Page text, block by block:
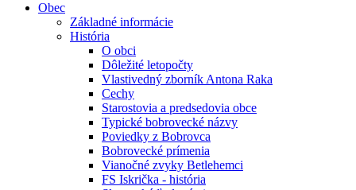
Obec
Základné informácie
História
O obci
Dôležité letopočty
Vlastivedný zborník Antona Raka
Cechy
Starostovia a predsedovia obce
Typické bobrovecké názvy
Poviedky z Bobrovca
Bobrovecké prímenia
Vianočné zvyky Betlehemci
FS Iskrička - história